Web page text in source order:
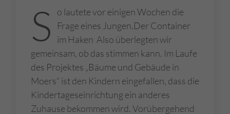
S
o lautete vor einigen Wochen die
Frage eines Jungen.Der Container
im Haken Also überlegten wir
gemeinsam, ob das stimmen kann. Im Laufe
des Projektes „Bäume und Gebäude in
Moers“ ist den Kindern eingefallen, dass die
Kindertageseinrichtung ein anderes
Zuhause bekommen wird. Vorübergehend